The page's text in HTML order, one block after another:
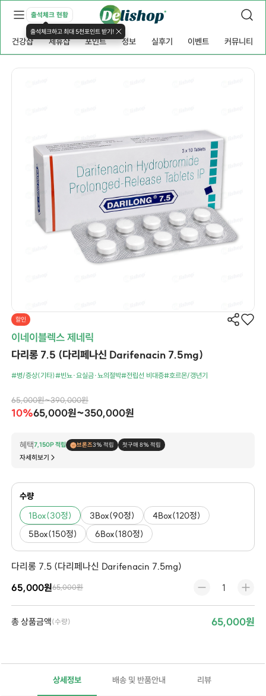
출석체크 현황
출석체크하고 최대 5천포인트 받기!
건강샵 제휴샵 포인트 정보 실후기 이벤트 커뮤니티
할인
이네이블렉스 제네릭
다리롱 7.5 (다리페나신 Darifenacin 7.5mg)
#병/증상(기타)#빈뇨·요실금·뇨의절박#전립선 비대증#호르몬/갱년기
65,000원~390,000원
10%65,000원~350,000원
혜택7,150P 적립 브론즈3% 적립 첫구매 8% 적립
자세히보기
수량
1Box(30정) 3Box(90정)
4Box(120정)
5Box(150정)
6Box(180정)
다리롱 7.5 (다리페나신 Darifenacin 7.5mg)
65,000원65,000원
총 상품금액(수량) 65,000원
상세정보 배송 및 반품안내 리뷰